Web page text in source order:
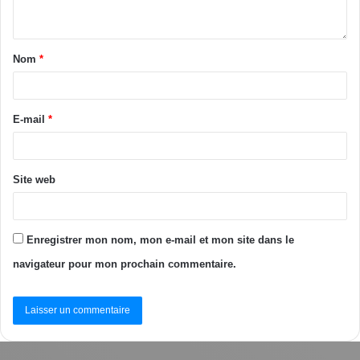
d’enfants.
Aboubacar Al Syddick à Bouaké
Nom *
E-mail *
Site web
Enregistrer mon nom, mon e-mail et mon site dans le
navigateur pour mon prochain commentaire.